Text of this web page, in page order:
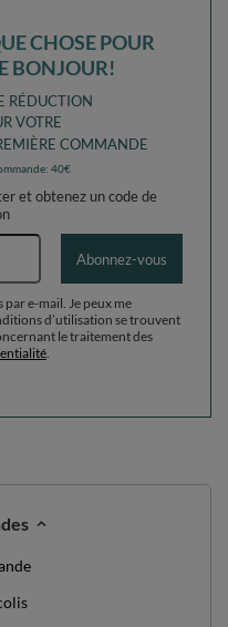
CHOSE POUR
BONJOUR!
RÉDUCTION
VOTRE
COMMANDE
40€
et obtenez un code de
e-mail
Abonnez-vous
e-mail. Je peux me
d’utilisation se trouvent
le traitement des